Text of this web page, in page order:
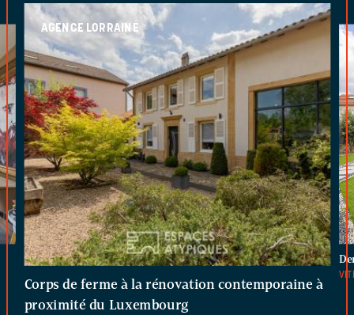
AGENCE LORRAINE
Corps de ferme à la rénovation contemporaine à
proximité du Luxembourg